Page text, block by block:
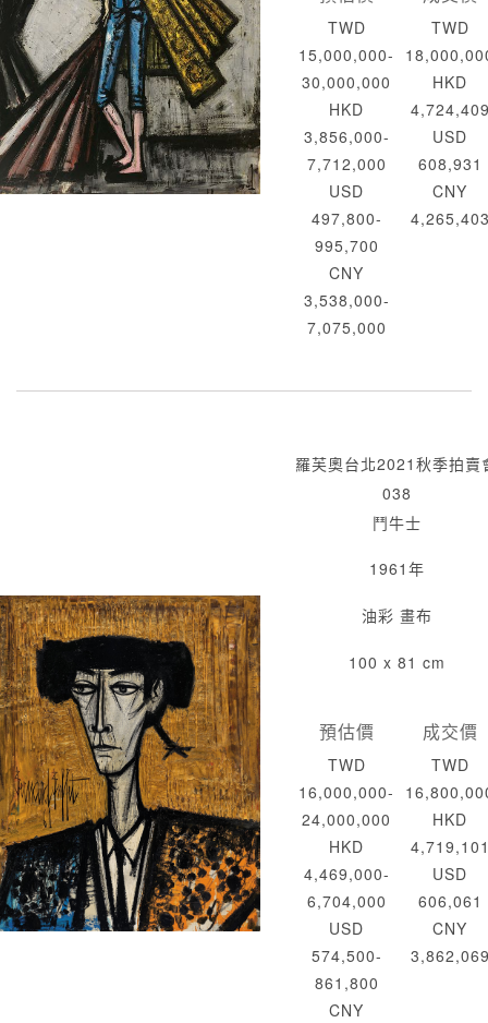
TWD
15,000,000-
30,000,000
HKD
3,856,000-
7,712,000
USD
497,800-
995,700
CNY
3,538,000-
7,075,000
TWD
HKD
USD
608,931
CNY
羅芙奧台北2021秋季拍賣
038
鬥牛士
1961年
油彩 畫布
100 x 81 cm
預估價
TWD
16,000,000-
24,000,000
HKD
4,469,000-
6,704,000
USD
574,500-
861,800
CNY
成交價
TWD
HKD
USD
606,061
CNY